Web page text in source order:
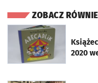
ZOBACZ
2020
otworzy się w nowej